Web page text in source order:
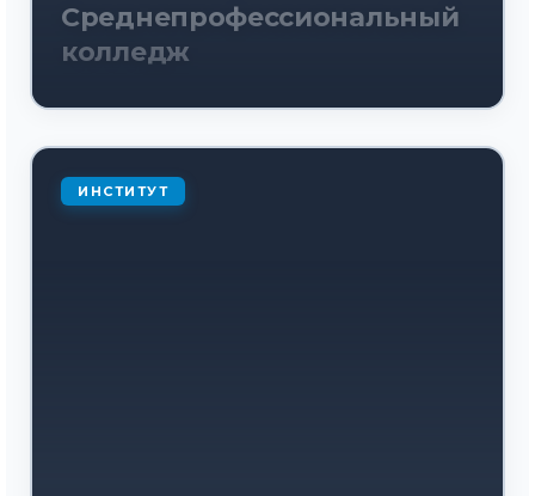
Среднепрофессиональный
колледж
ИНСТИТУТ